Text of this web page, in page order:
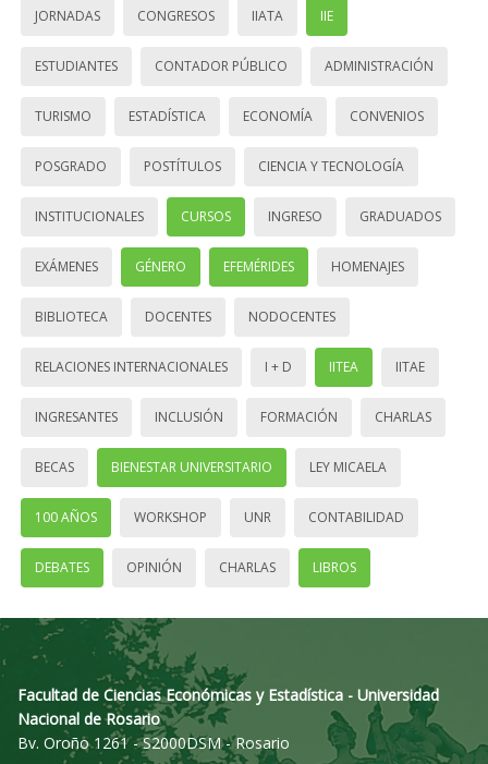
JORNADAS CONGRESOS IIATA IIE
ESTUDIANTES CONTADOR PÚBLICO ADMINISTRACIÓN
TURISMO ESTADÍSTICA ECONOMÍA CONVENIOS
POSGRADO POSTÍTULOS CIENCIA Y TECNOLOGÍA
INSTITUCIONALES CURSOS INGRESO GRADUADOS
EXÁMENES GÉNERO EFEMÉRIDES HOMENAJES
BIBLIOTECA DOCENTES NODOCENTES
RELACIONES INTERNACIONALES I + D IITEA IITAE
INGRESANTES INCLUSIÓN FORMACIÓN CHARLAS
BECAS BIENESTAR UNIVERSITARIO LEY MICAELA
100 AÑOS WORKSHOP UNR CONTABILIDAD
DEBATES OPINIÓN CHARLAS LIBROS
Facultad de Ciencias Económicas y Estadística - Universidad
Nacional de Rosario
Bv. Oroño 1261 - S2000DSM - Rosario